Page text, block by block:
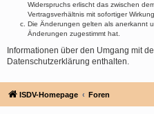
Widerspruchs erlischt das zwischen
Vertragsverhältnis mit sofortiger Wirkung.
Die Änderungen gelten als anerkannt
Änderungen zugestimmt hat.
Informationen über den Umgang mit
Datenschutzerklärung enthalten.
ISDV-Homepage Foren